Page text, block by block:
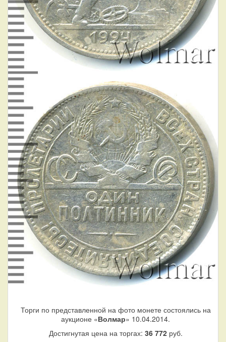
Торги по представленной на фото монете состоялись на
аукционе «Волмар» 10.04.2014.
Достигнутая цена на торгах: 36 772руб.